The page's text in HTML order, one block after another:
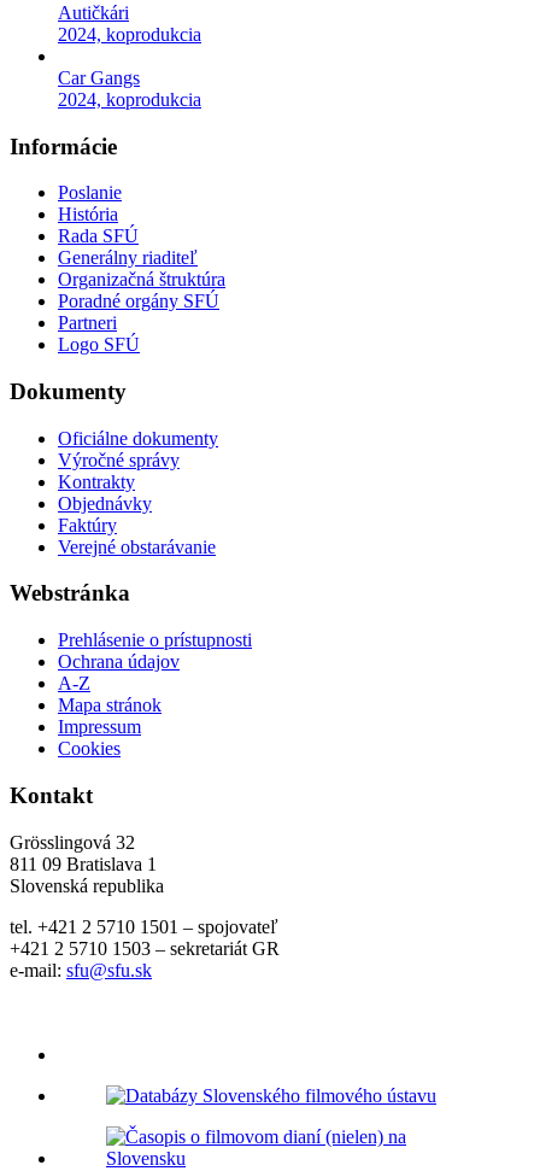
Autičkári
2024, koprodukcia
Car Gangs
2024, koprodukcia
Informácie
Poslanie
História
Rada SFÚ
Generálny riaditeľ
Organizačná štruktúra
Poradné orgány SFÚ
Partneri
Logo SFÚ
Dokumenty
Oficiálne dokumenty
Výročné správy
Kontrakty
Objednávky
Faktúry
Verejné obstarávanie
Webstránka
Prehlásenie o prístupnosti
Ochrana údajov
A-Z
Mapa stránok
Impressum
Cookies
Kontakt
Grösslingová 32
811 09 Bratislava 1
Slovenská republika
tel. +421 2 5710 1501 – spojovateľ
+421 2 5710 1503 – sekretariát GR
e-mail: sfu@sfu.sk